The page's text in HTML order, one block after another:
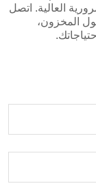
العالية. اتصل
المخزون،